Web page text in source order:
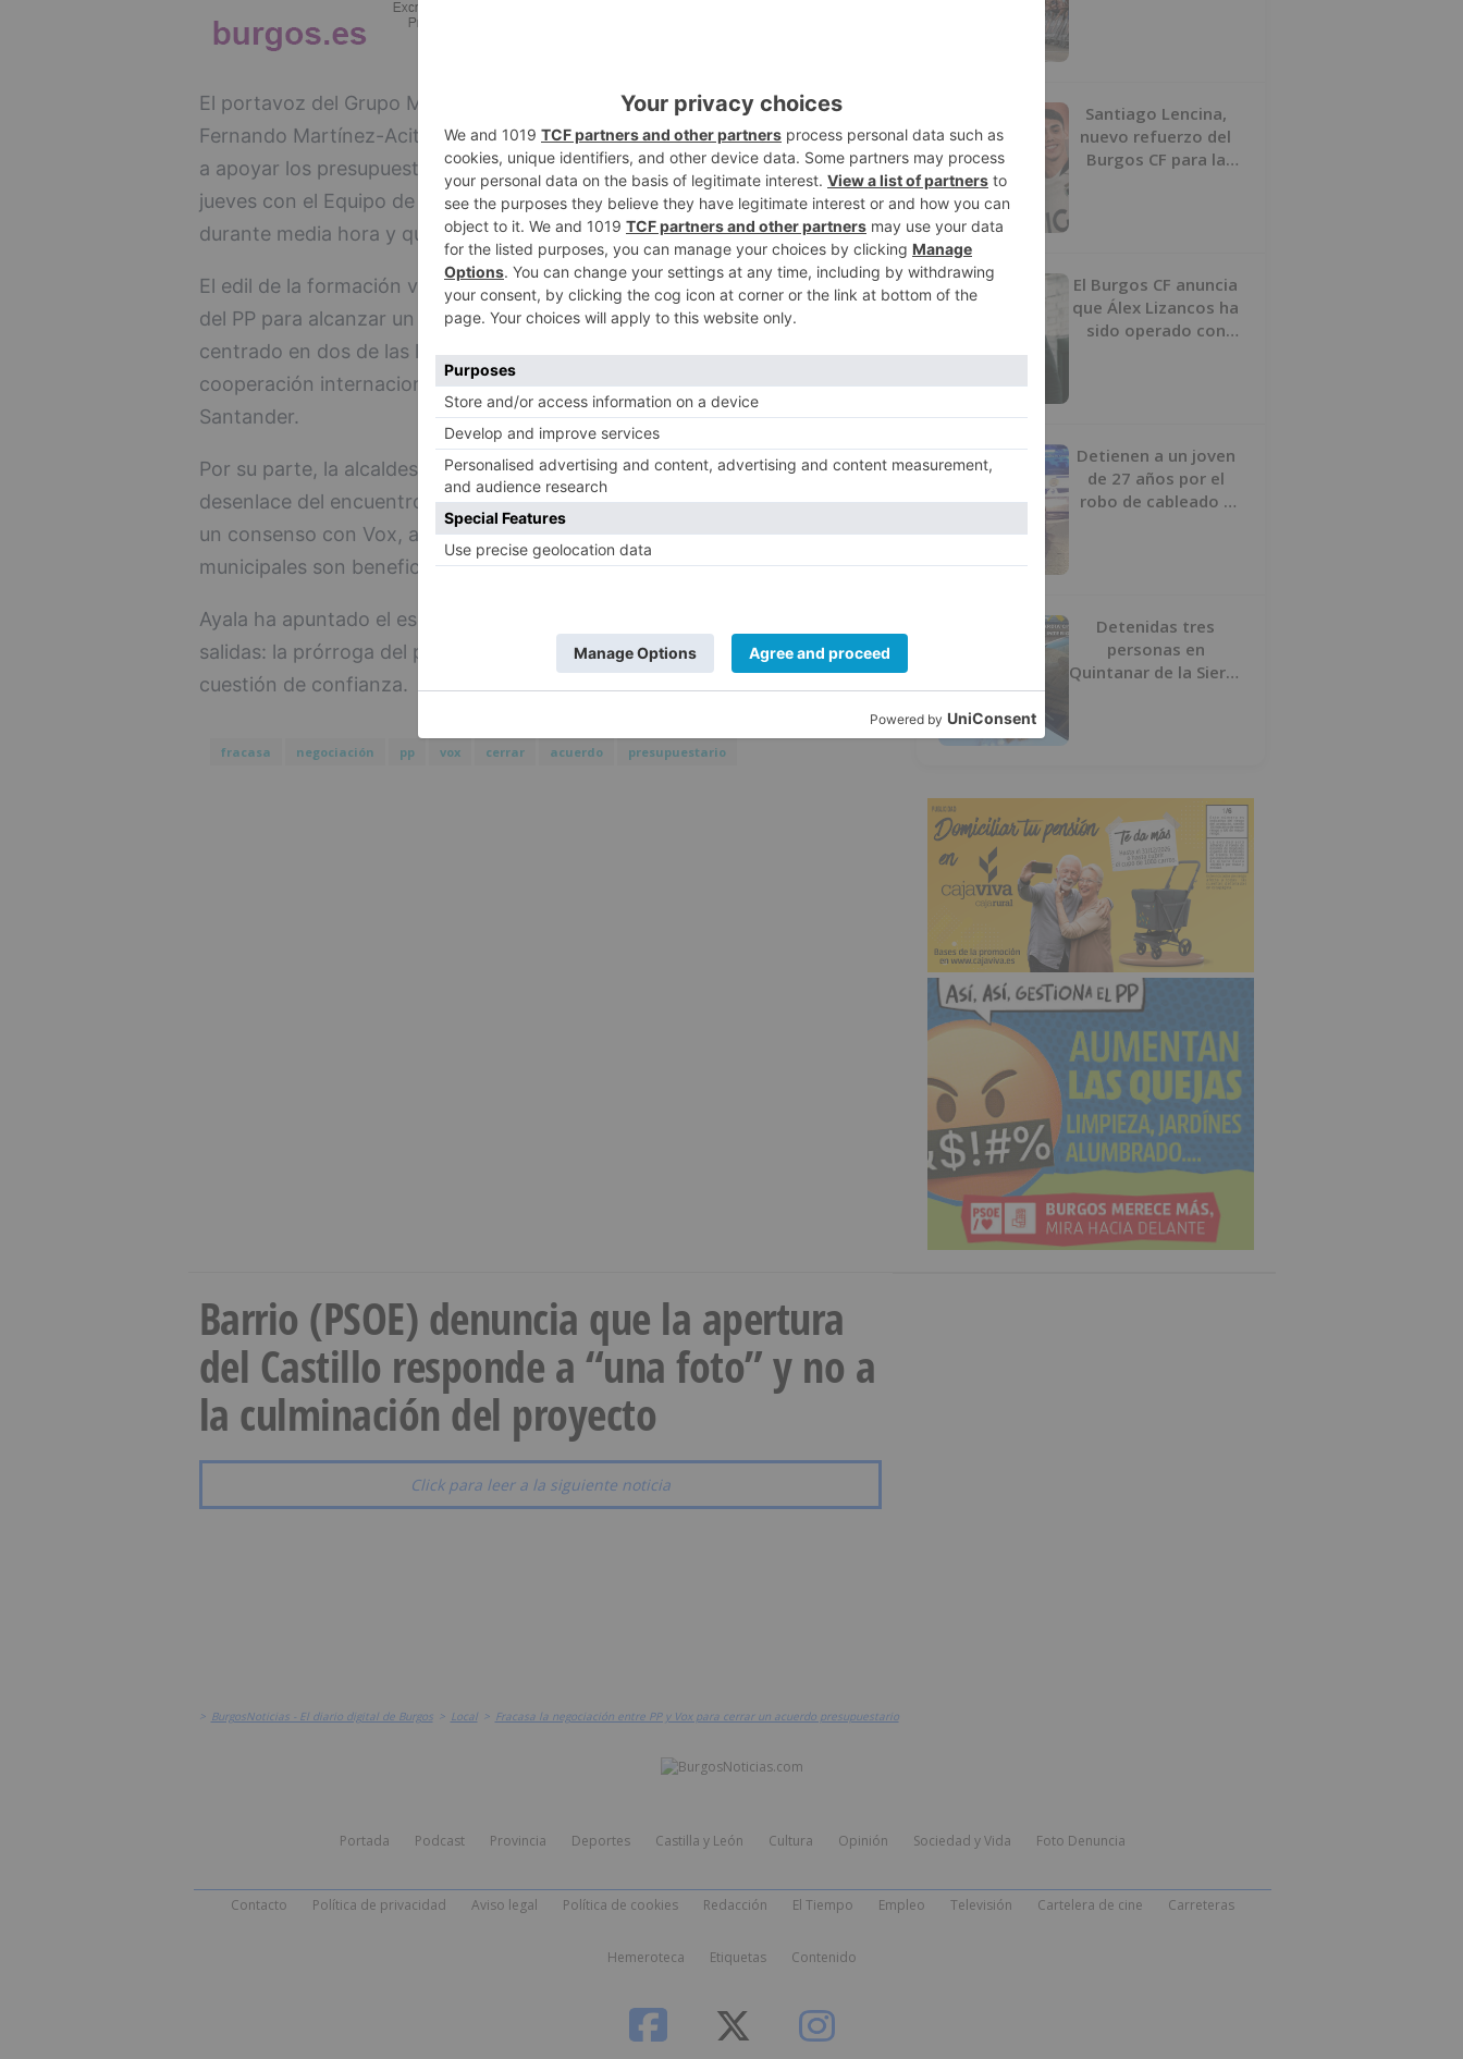
El portavoz del Grupo Municipal de Vox en el Ayuntamiento de Burgos,
Fernando Martínez-Acitores, ha confirmado la negativa de su formación
a apoyar los presupuestos municipales tras la reunión mantenida este
jueves con el Equipo de Gobierno, un encuentro que se ha prolongado
durante media hora y que ha concluido sin avances.
El edil de la formación verde ha señalado una falta de voluntad por parte
del PP para alcanzar un acuerdo y ha subrayado que la reunión se ha
centrado en dos de las líneas rojas de Vox: las partidas destinadas a
cooperación internacional y la inversión prevista para el túnel de la calle
Santander.
Por su parte, la alcaldesa de Burgos, Cristina Ayala, ha lamentado el
desenlace del encuentro y ha asegurado que le hubiera gustado alcanzar
un consenso con Vox, al considerar que las previsiones de las cuentas
municipales son beneficiosas para el conjunto de los burgaleses.
Ayala ha apuntado el escenario a finales de año pasa por dos posibles
salidas: la prórroga del presupuesto actual o la presentación de una
cuestión de confianza.
fracasa negociación pp vox cerrar acuerdo presupuestario
2
Santiago Lencina,
nuevo refuerzo del
Burgos CF para la
3
El Burgos CF anuncia
que Álex Lizancos ha
sido operado con
4
Detienen a un joven
de 27 años por el
robo de cableado y
Detenidas tres
personas en
Quintanar de la Sierra
Barrio (PSOE) denuncia que la apertura
del Castillo responde a “una foto” y no a
la culminación del proyecto
Click para leer a la siguiente noticia
> BurgosNoticias - El diario digital de Burgos > Local > Fracasa la negociación entre PP y Vox para cerrar un acuerdo presupuestario
Portada Podcast Provincia Deportes Castilla y León Cultura Opinión Sociedad y Vida Foto Denuncia
Contacto Política de privacidad Aviso legal Política de cookies Redacción El Tiempo Empleo Televisión Cartelera de cine Carreteras
Hemeroteca Etiquetas Contenido